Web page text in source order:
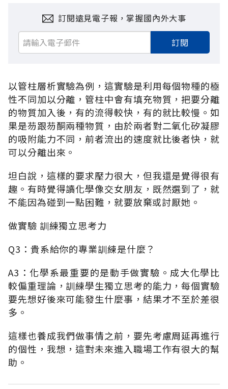
訂閱遠見電子報，掌握國內外大事
訂閱
以管柱層析實驗為例，這實驗是利用每個物種的極
性不同加以分離，管柱中會有填充物質，把要分離
的物質加入後，有的流得較快，有的就比較慢。如
果是芴跟芴酮兩種物質，由於兩者對二氧化矽凝膠
的吸附能力不同，前者流出的速度就比後者快，就
可以分離出來。
坦白說，這樣的要求壓力很大，但我還是覺得很有
趣。有時覺得讀化學像交女朋友，既然選到了，就
不能因為碰到一點困難，就要放棄或討厭她。
做實驗 訓練獨立思考力
Q3：貴系給你的專業訓練是什麼？
A3：化學系最重要的是動手做實驗。成大化學比
較偏重理論，訓練學生獨立思考的能力，每個實驗
要先想好後來可能發生什麼事，結果才不至於差很
多。
這樣也養成我們做事情之前，要先考慮周延再進行
的個性，我想，這對未來進入職場工作有很大的幫
助。